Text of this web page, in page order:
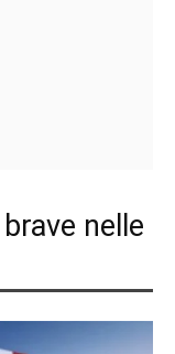
nelle